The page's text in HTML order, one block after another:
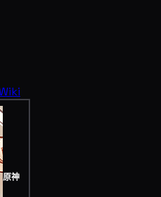
原神